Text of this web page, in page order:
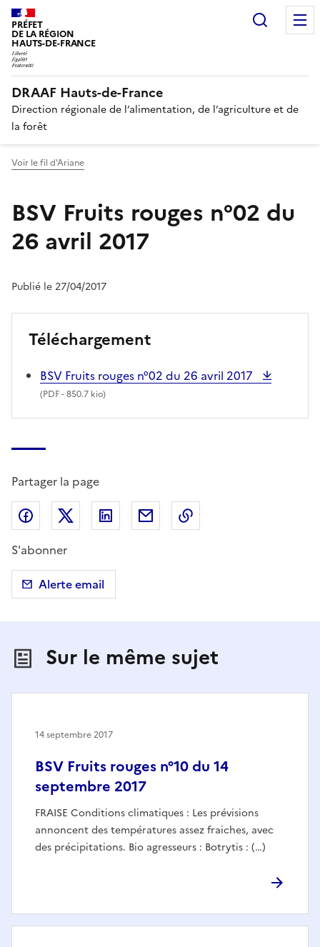
PRÉFET
DE LA RÉGION
HAUTS-DE-FRANCE
DRAAF Hauts-de-France
Direction régionale de l’alimentation, de l’agriculture et de
la forêt
Voir le fil d'Ariane
BSV Fruits rouges n°02 du
26 avril 2017
Publié le 27/04/2017
Téléchargement
BSV Fruits rouges n°02 du 26 avril 2017
(PDF- 850.7 kio)
Partager la page
Partager sur Facebook
Partager sur X (anciennement Twitter)
Partager sur LinkedIn
Partager par email
S'abonner
Alerte email
Sur le même sujet
BSV Fruits rouges n°10 du 14
septembre 2017
FRAISE Conditions climatiques : Les prévisions
annoncent des températures assez fraiches, avec
des précipitations. Bio agresseurs : Botrytis : (…)
14 septembre 2017